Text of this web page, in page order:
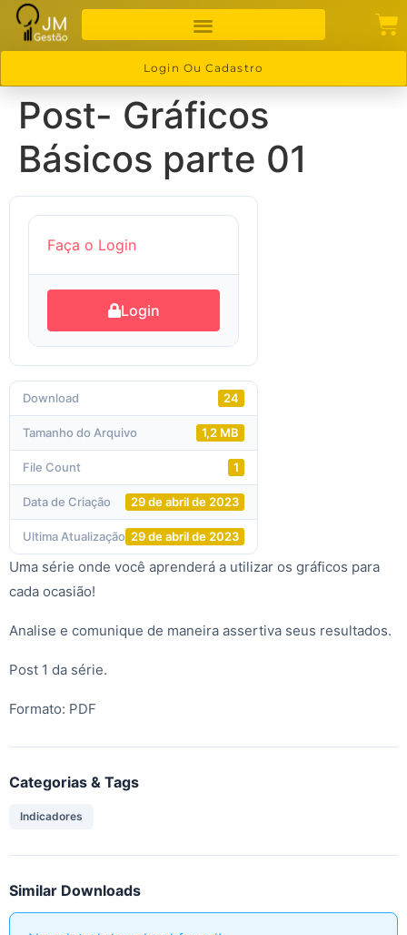
Login Ou Cadastro
Post- Gráficos
Básicos parte 01
Faça o Login
Login
Download 24
Tamanho do Arquivo 1,2 MB
File Count 1
Data de Criação 29 de abril de 2023
Ultima Atualização 29 de abril de 2023
Uma série onde você aprenderá a utilizar os gráficos para
cada ocasião!
Analise e comunique de maneira assertiva seus resultados.
Post 1 da série.
Formato: PDF
Categorias & Tags
Indicadores
Similar Downloads